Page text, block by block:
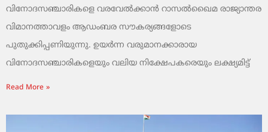
വിനോദസഞ്ചാരികളെ വരവേൽക്കാൻ റാസൽഖൈമ രാജ്യാന്തര
വിമാനത്താവളം ആഡംബര സൗകര്യങ്ങളോടെ
പുതുക്കിപ്പണിയുന്നു. ഉയർന്ന വരുമാനക്കാരായ
വിനോദസഞ്ചാരികളെയും വലിയ നിക്ഷേപകരെയും ലക്ഷ്യമിട്ട്
Read More »